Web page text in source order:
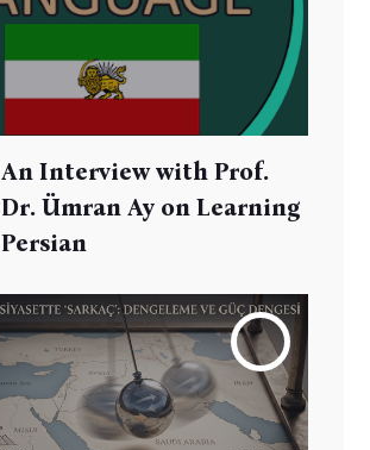
An Interview with Prof.
Dr. Ümran Ay on Learning
Persian